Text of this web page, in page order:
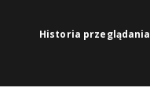
Historia przeglądania